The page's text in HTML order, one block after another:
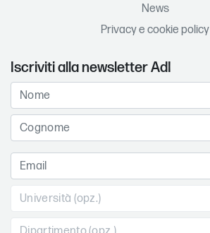
News
Privacy e cookie policy
Iscriviti alla newsletter AdI